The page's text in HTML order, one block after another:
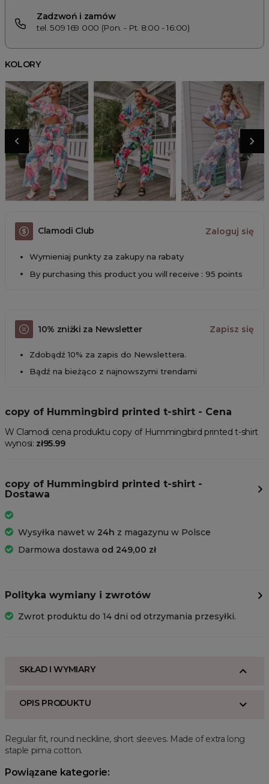
Zadzwoń i zamów
tel. 509 169 000 (Pon. - Pt. 8:00 - 16:00)
KOLORY
Clamodi Club Zaloguj się
Wymieniaj punkty za zakupy na rabaty
By purchasing this product you will receive : 95 points
10% zniżki za Newsletter Zapisz się
Zdobądź 10% za zapis do Newslettera.
Bądź na bieżąco z najnowszymi trendami
copy of Hummingbird printed t-shirt - Cena
W Clamodi cena produktu copy of Hummingbird printed t-shirt
wynosi: zł95.99
copy of Hummingbird printed t-shirt -
Dostawa
Wysyłka nawet w 24h z magazynu w Polsce
Darmowa dostawa od 249,00 zł
Polityka wymiany i zwrotów
Zwrot produktu do 14 dni od otrzymania przesyłki.
SKŁAD I WYMIARY
OPIS PRODUKTU
Regular fit, round neckline, short sleeves. Made of extra long
staple pima cotton.
Powiązane kategorie: